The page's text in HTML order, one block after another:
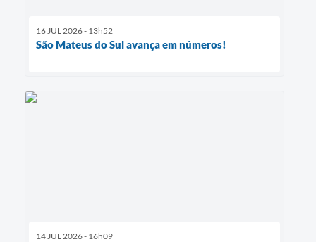
16 JUL 2026 - 13h52
São Mateus do Sul avança em números!
14 JUL 2026 - 16h09